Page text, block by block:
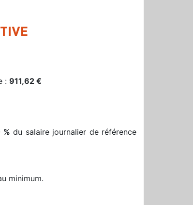
: 911,62 €
% du salaire journalier de référence
minimum.